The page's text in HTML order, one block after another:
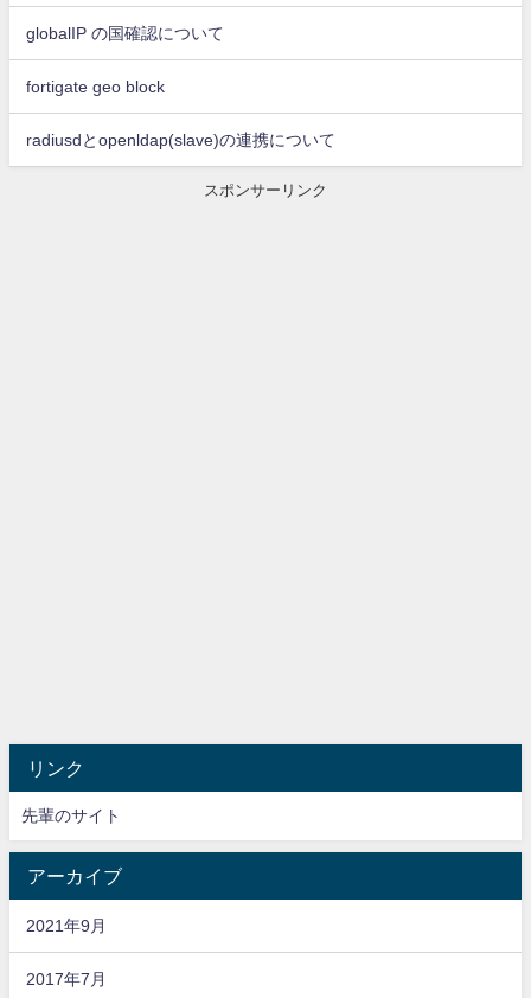
globalIP の国確認について
fortigate geo block
radiusdとopenldap(slave)の連携について
スポンサーリンク
リンク
先輩のサイト
アーカイブ
2021年9月
2017年7月